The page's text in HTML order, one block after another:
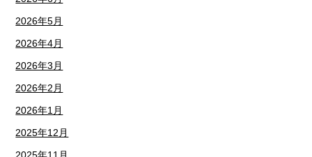
2026年5月
2026年4月
2026年3月
2026年2月
2026年1月
2025年12月